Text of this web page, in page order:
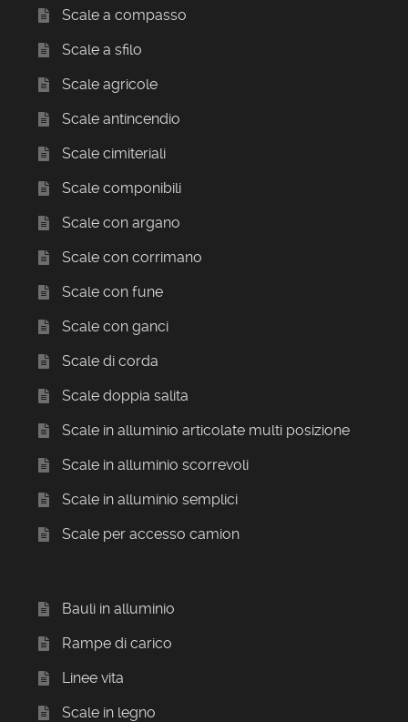
Scale a compasso
Scale a sfilo
Scale agricole
Scale antincendio
Scale cimiteriali
Scale componibili
Scale con argano
Scale con corrimano
Scale con fune
Scale con ganci
Scale di corda
Scale doppia salita
Scale in alluminio articolate multi posizione
Scale in alluminio scorrevoli
Scale in alluminio semplici
Scale per accesso camion
Bauli in alluminio
Rampe di carico
Linee vita
Scale in legno